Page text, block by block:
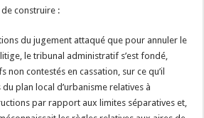
construire :
du jugement attaqué que pour annuler le
le tribunal administratif s’est fondé,
non contestés en cassation, sur ce qu’il
plan local d’urbanisme relatives à
par rapport aux limites séparatives et,